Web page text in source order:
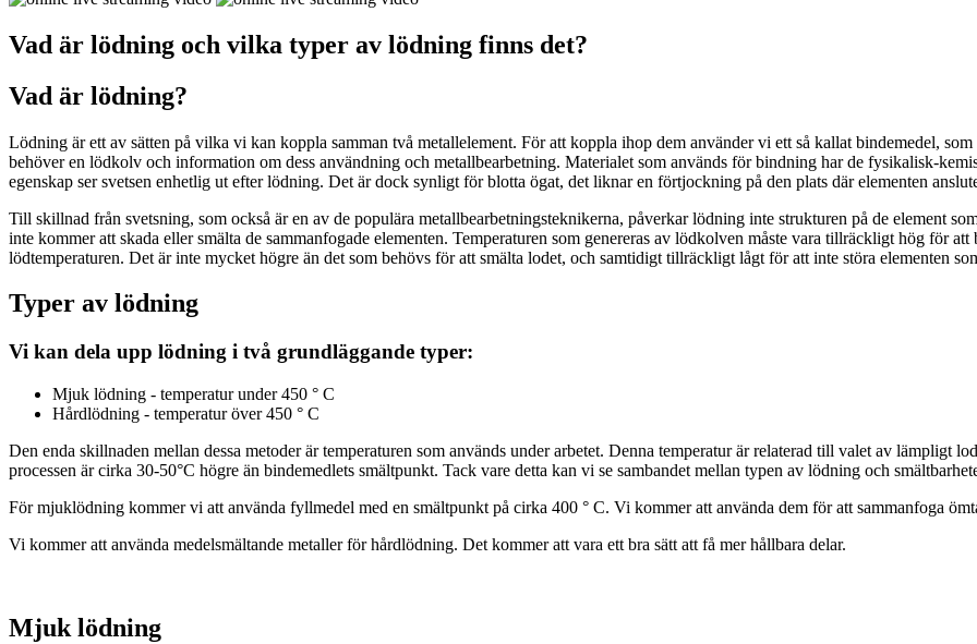
Vad är lödning och vilka typer av lödning finns det?
Vad är lödning?
Lödning är ett av sätten på vilka vi kan koppla samman två metallelement. För att koppla ihop dem använder vi ett så kallat bindemedel,
behöver en lödkolv och information om dess användning och metallbearbetning. Materialet som används för bindning har de fysikalisk-
egenskap ser svetsen enhetlig ut efter lödning. Det är dock synligt för blotta ögat, det liknar en förtjockning på den plats där elementen
Till skillnad från svetsning, som också är en av de populära metallbearbetningsteknikerna, påverkar lödning inte strukturen på de element
inte kommer att skada eller smälta de sammanfogade elementen. Temperaturen som genereras av lödkolven måste vara tillräckligt hög för
lödtemperaturen. Det är inte mycket högre än det som behövs för att smälta lodet, och samtidigt tillräckligt lågt för att inte störa elementen
Typer av lödning
Vi kan dela upp lödning i två grundläggande typer:
Mjuk lödning - temperatur under 450 ° C
Hårdlödning - temperatur över 450 ° C
Den enda skillnaden mellan dessa metoder är temperaturen som används under arbetet. Denna temperatur är relaterad till valet av lämpligt
processen är cirka 30-50°C högre än bindemedlets smältpunkt. Tack vare detta kan vi se sambandet mellan typen av lödning och
För mjuklödning kommer vi att använda fyllmedel med en smältpunkt på cirka 400 ° C. Vi kommer att använda dem för att sammanfoga
Vi kommer att använda medelsmältande metaller för hårdlödning. Det kommer att vara ett bra sätt att få mer hållbara delar.
Mjuk lödning